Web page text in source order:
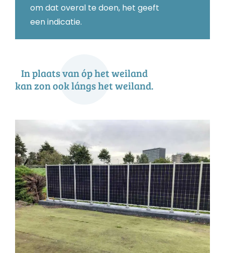
om dat overal te doen, het geeft
een indicatie.
In plaats van óp het weiland
kan zon ook lángs het weiland.